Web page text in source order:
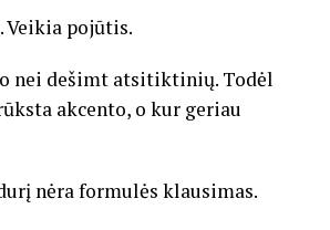
Veikia pojūtis.
nei dešimt atsitiktinių. Todėl
akcento, o kur geriau
nėra formulės klausimas.